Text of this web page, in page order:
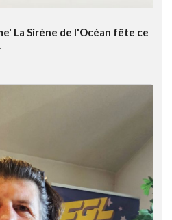
La Sirène de l'Océan fête ce